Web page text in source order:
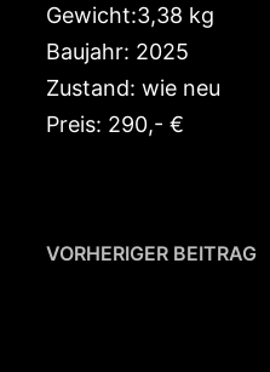
Gewicht:3,38 kg
Baujahr: 2025
Zustand: wie neu
Preis: 290,- €
VORHERIGER BEITRAG